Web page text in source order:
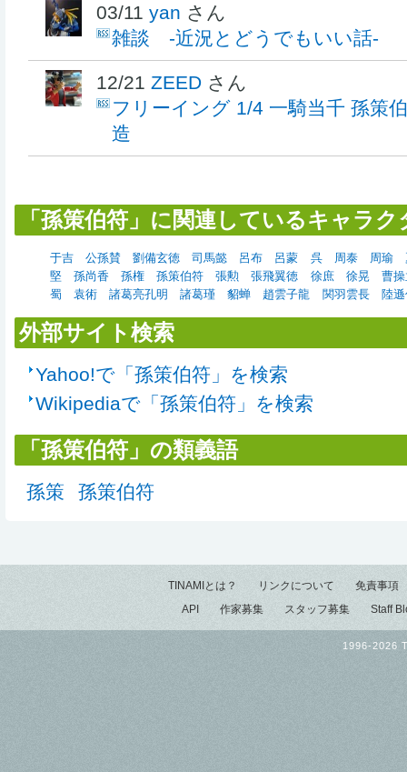
03/11 yan さん
雑談 -近況とどうでもいい話-
12/21 ZEED さん
フリーイング 1/4 一騎当千 孫策
造
「孫策伯符」に関連しているキャラク
于吉 公孫賛 劉備玄徳 司馬懿 呂布 呂蒙 呉 周泰 周瑜
堅
孫尚香 孫権 孫策伯符 張勲 張飛翼徳 徐庶 徐晃
曹
蜀
袁術 諸葛亮孔明 諸葛瑾 貂蝉 趙雲子龍 関羽雲長 陸
外部サイト検索
Yahoo!で「孫策伯符」を検索
Wikipediaで「孫策伯符」を検索
「孫策伯符」の類義語
孫策 孫策伯符
TINAMIとは？ リンクについて
免責事項
API
作家募集 スタッフ募集 Staff
1996-2026